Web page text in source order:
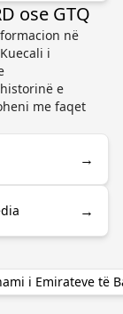
ose GTQ
në
i
e
me faqet
→
→
i Emirateve të